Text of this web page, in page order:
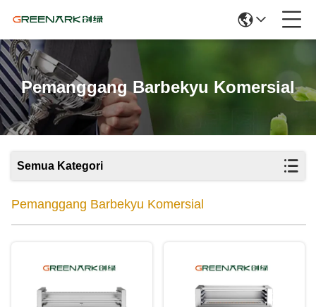
Pemanggang Barbekyu Komersial
Semua Kategori
Pemanggang Barbekyu Komersial